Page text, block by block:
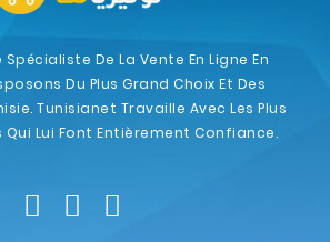
De La Vente En Ligne En
Du Plus Grand Choix Et Des
Tunisianet Travaille Avec Les Plus
Qui Lui Font Entièrement Confiance.